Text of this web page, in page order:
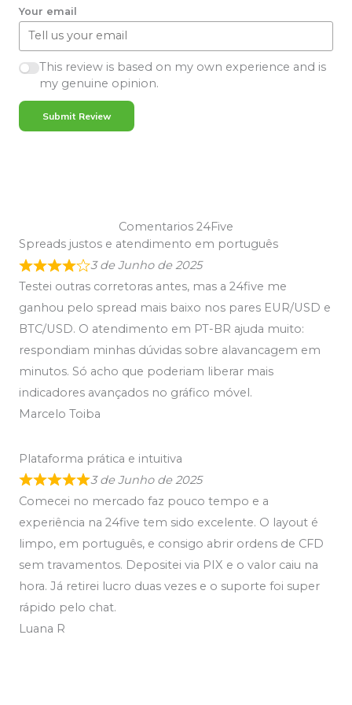
Your email
This review is based on my own experience and is
my genuine opinion.
Submit Review
Comentarios 24Five
Spreads justos e atendimento em português
3 de Junho de 2025
Testei outras corretoras antes, mas a 24five me
ganhou pelo spread mais baixo nos pares EUR/USD e
BTC/USD. O atendimento em PT-BR ajuda muito:
respondiam minhas dúvidas sobre alavancagem em
minutos. Só acho que poderiam liberar mais
indicadores avançados no gráfico móvel.
Marcelo Toiba
Plataforma prática e intuitiva
3 de Junho de 2025
Comecei no mercado faz pouco tempo e a
experiência na 24five tem sido excelente. O layout é
limpo, em português, e consigo abrir ordens de CFD
sem travamentos. Depositei via PIX e o valor caiu na
hora. Já retirei lucro duas vezes e o suporte foi super
rápido pelo chat.
Luana R